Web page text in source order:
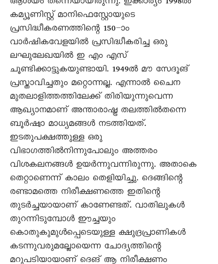
കമ്യൂണിസ്റ്റ് മാനിഫെസ്റ്റോയുടെ
പ്രസിദ്ധീകരണത്തിന്റെ 150–ാം
വാർഷികവേളയിൽ പ്രസിദ്ധീകരിച്ച ഒരു
ലഘുലേഖയിൽ ഇ എം എസ്
ചൂണ്ടിക്കാട്ടുകയുണ്ടായി. 1949ൽ മൗ സേദൂങ്
പ്രസ്താവിച്ചതും മറ്റൊന്നല്ല. എന്നാൽ ചെെന
മുതലാളിത്തത്തിലേക്ക് തിരിയുന്നുവെന്ന
ആഖ്യാനമാണ് അന്താരാഷ്ട്ര തലത്തിൽതന്നെ
ബൂർഷ്വാ മാധ്യമങ്ങൾ നടത്തിയത്.
ഇടതുപക്ഷത്തുള്ള ഒരു
വിഭാഗത്തിൽനിന്നുപോലും അത്തരം
വിശകലനങ്ങൾ ഉയർന്നുവന്നിരുന്നു. അതാകെ
തെറ്റാണെന്ന് കാലം തെളിയിച്ചു. ദെങ്ങിന്റെ
രണ്ടാമത്തെ നിരീക്ഷണത്തെ ഇതിന്റെ
തുടർച്ചയായാണ് കാണേണ്ടത്. വാതിലുകൾ
തുറന്നിടുമ്പോൾ ഈച്ചയും
കൊതുകുമുൾപ്പെടെയുള്ള ക്ഷുദ്രപ്രാണികൾ
കടന്നുവരുമല്ലോയെന്ന ചോദ്യത്തിന്റെ
മറുപടിയായാണ് ദെങ് ആ നിരീക്ഷണം